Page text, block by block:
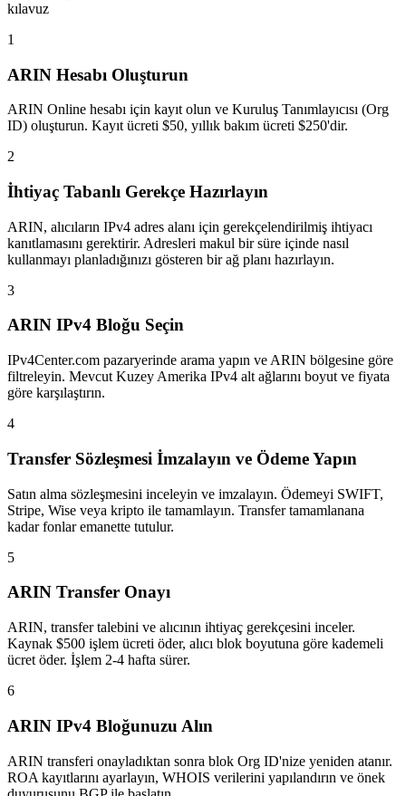
kılavuz
1
ARIN Hesabı Oluşturun
ARIN Online hesabı için kayıt olun ve Kuruluş Tanımlayıcısı (Org
ID) oluşturun. Kayıt ücreti $50, yıllık bakım ücreti $250'dir.
2
İhtiyaç Tabanlı Gerekçe Hazırlayın
ARIN, alıcıların IPv4 adres alanı için gerekçelendirilmiş ihtiyacı
kanıtlamasını gerektirir. Adresleri makul bir süre içinde nasıl
kullanmayı planladığınızı gösteren bir ağ planı hazırlayın.
3
ARIN IPv4 Bloğu Seçin
IPv4Center.com pazaryerinde arama yapın ve ARIN bölgesine göre
filtreleyin. Mevcut Kuzey Amerika IPv4 alt ağlarını boyut ve fiyata
göre karşılaştırın.
4
Transfer Sözleşmesi İmzalayın ve Ödeme Yapın
Satın alma sözleşmesini inceleyin ve imzalayın. Ödemeyi SWIFT,
Stripe, Wise veya kripto ile tamamlayın. Transfer tamamlanana
kadar fonlar emanette tutulur.
5
ARIN Transfer Onayı
ARIN, transfer talebini ve alıcının ihtiyaç gerekçesini inceler.
Kaynak $500 işlem ücreti öder, alıcı blok boyutuna göre kademeli
ücret öder. İşlem 2-4 hafta sürer.
6
ARIN IPv4 Bloğunuzu Alın
ARIN transferi onayladıktan sonra blok Org ID'nize yeniden atanır.
ROA kayıtlarını ayarlayın, WHOIS verilerini yapılandırın ve önek